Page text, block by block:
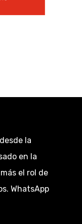
la
en la
el rol de
WhatsApp